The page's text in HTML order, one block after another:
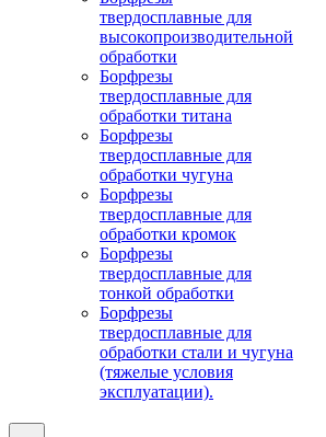
твердосплавные для
высокопроизводительной
обработки
Борфрезы
твердосплавные для
обработки титана
Борфрезы
твердосплавные для
обработки чугуна
Борфрезы
твердосплавные для
обработки кромок
Борфрезы
твердосплавные для
тонкой обработки
Борфрезы
твердосплавные для
обработки стали и чугуна
(тяжелые условия
эксплуатации).